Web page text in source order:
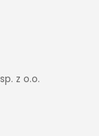
z o.o.